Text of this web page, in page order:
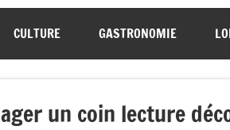
CULTURE GASTRONOMIE
un coin lecture